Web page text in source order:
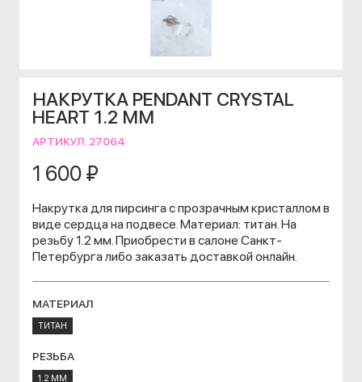
НАКРУТКА PENDANT CRYSTAL
HEART 1.2 ММ
АРТИКУЛ: 27064
1 600 ₽
Накрутка для пирсинга с прозрачным кристаллом в
виде сердца на подвесе. Материал: титан. На
резьбу 1.2 мм. Приобрести в салоне Санкт-
Петербурга либо заказать доставкой онлайн.
МАТЕРИАЛ
ТИТАН
РЕЗЬБА
1.2 ММ